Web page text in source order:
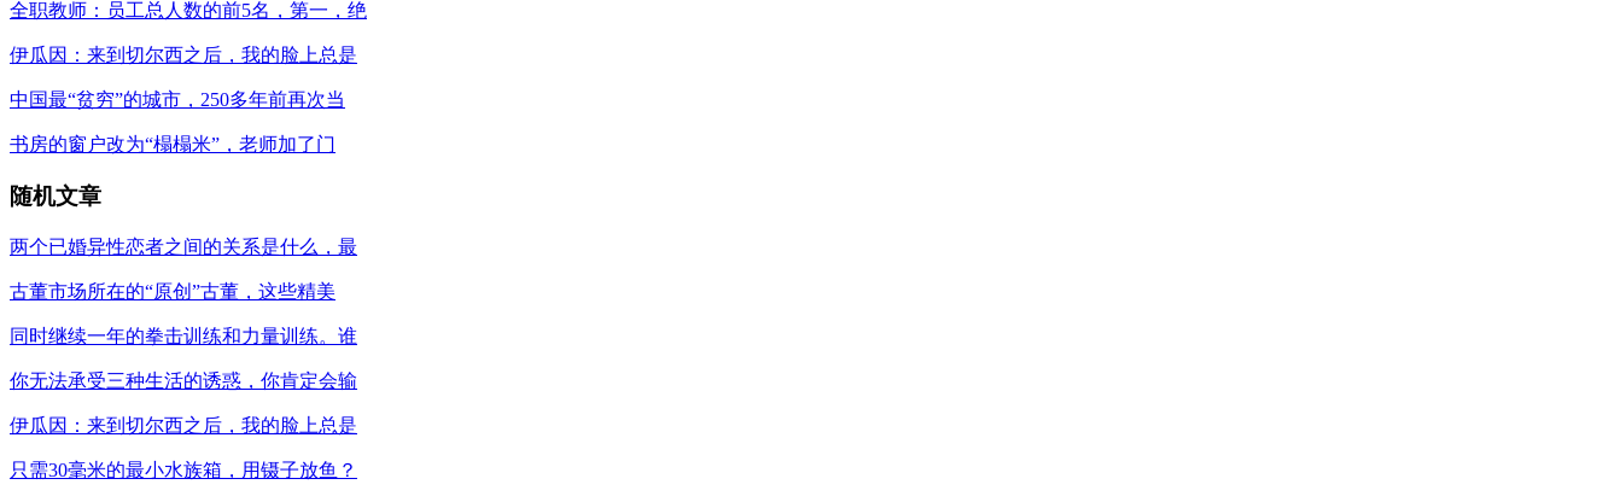
全职教师：员工总人数的前5名，第一，绝
伊瓜因：来到切尔西之后，我的脸上总是
中国最“贫穷”的城市，250多年前再次当
书房的窗户改为“榻榻米”，老师加了门
随机文章
两个已婚异性恋者之间的关系是什么，最
古董市场所在的“原创”古董，这些精美
同时继续一年的拳击训练和力量训练。谁
你无法承受三种生活的诱惑，你肯定会输
伊瓜因：来到切尔西之后，我的脸上总是
只需30毫米的最小水族箱，用镊子放鱼？